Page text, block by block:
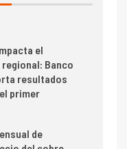
el
Banco
resultados
primer
de